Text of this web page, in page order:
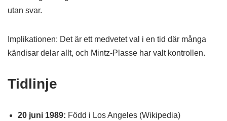
utan svar.
Implikationen: Det är ett medvetet val i en tid där många
kändisar delar allt, och Mintz-Plasse har valt kontrollen.
Tidlinje
20 juni 1989: Född i Los Angeles (Wikipedia)